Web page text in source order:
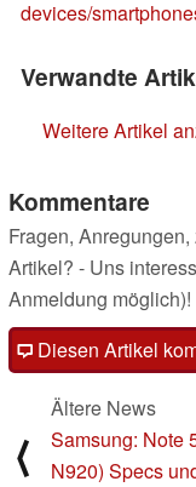
devices/
Verwandte
Weitere Artikel
Kommentare
Fragen,
Artikel? - Uns
Anmeldung möglich)!
Diesen Artikel
⟨
Ältere News
Samsung: Note
N920) Specs